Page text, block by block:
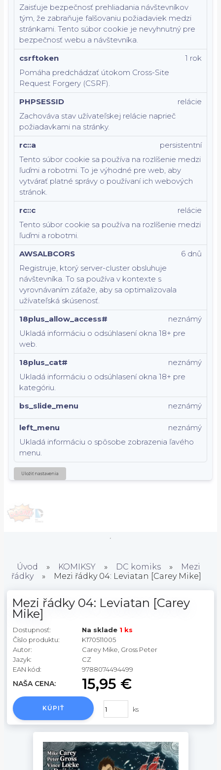
Zaisťuje bezpečnosť prehliadania návštevníkov
tým, že zabraňuje falšovaniu požiadaviek medzi
stránkami. Tento súbor cookie je nevyhnutný pre
bezpečnosť webu a návštevníka.
csrftoken
Pomáha predchádzať útokom Cross-Site
Request Forgery (CSRF).
1 rok
PHPSESSID
Zachováva stav užívateľskej relácie naprieč
požiadavkami na stránky.
relácie
rc::a
Tento súbor cookie sa používa na rozlíšenie medzi
ľuďmi a robotmi. To je výhodné pre web, aby
vytvárať platné správy o používaní ich webových
stránok.
persistentní
rc::c
Tento súbor cookie sa používa na rozlíšenie medzi
ľuďmi a robotmi.
relácie
AWSALBCORS
Registruje, ktorý server-cluster obsluhuje
návštevníka. To sa používa v kontexte s
vyrovnávaním záťaže, aby sa optimalizovala
užívateľská skúsenosť.
6 dnů
18plus_allow_access#
Ukladá informáciu o odsúhlasení okna 18+ pre
web.
neznámý
18plus_cat#
Ukladá informáciu o odsúhlasení okna 18+ pre
kategóriu.
neznámý
bs_slide_menu neznámý
left_menu
Ukladá informáciu o spôsobe zobrazenia ľavého
menu.
neznámý
Uložiť nastavenia
Úvod » KOMIKSY » DC komiks »
Mezi
řádky
» Mezi řádky 04: Leviatan [Carey Mike]
Mezi řádky 04: Leviatan [Carey
Mike]
Dostupnosť: Na sklade 1 ks
Číslo produktu:
K170511005
Autor:
Carey Mike, Gross Peter
Jazyk:
CZ
EAN kód:
9788074494499
NAŠA CENA: 15,95 €
ks
KÚPIŤ